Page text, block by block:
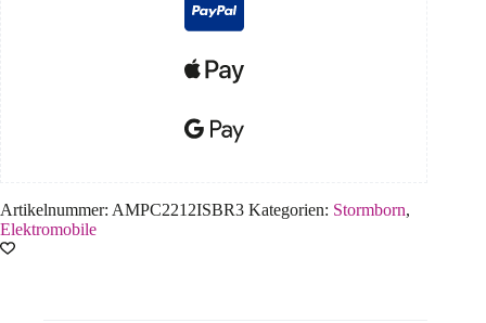
Artikelnummer: AMPC2212ISBR3 Kategorien: Stormborn,
Elektromobile